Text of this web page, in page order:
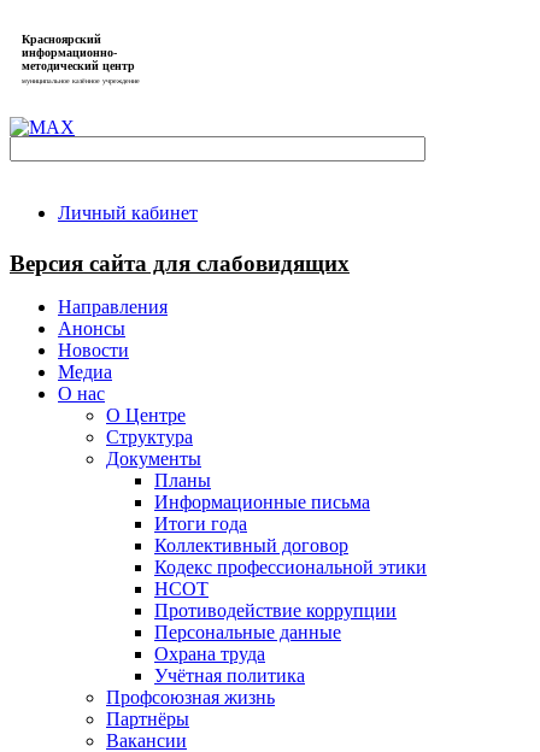
Красноярский
информационно-
методический центр
муниципальное казённое учреждение
Личный кабинет
Версия сайта для слабовидящих
Направления
Анонсы
Новости
Медиа
О нас
О Центре
Структура
Документы
Планы
Информационные письма
Итоги года
Коллективный договор
Кодекс профессиональной этики
НСОТ
Противодействие коррупции
Персональные данные
Охрана труда
Учётная политика
Профсоюзная жизнь
Партнёры
Вакансии